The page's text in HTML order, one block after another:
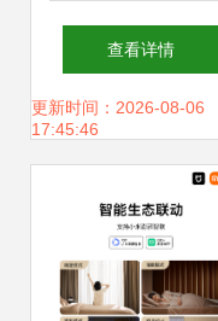
美格布艺打造品质
生活
查看详情
更新时间：2026-08-06
17:45:46